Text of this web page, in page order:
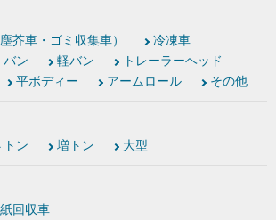
芥車・ゴミ収集車）
冷凍車
バン 軽バン
トレーラーヘッド
平ボディー アームロール その他
トン 増トン 大型
回収車